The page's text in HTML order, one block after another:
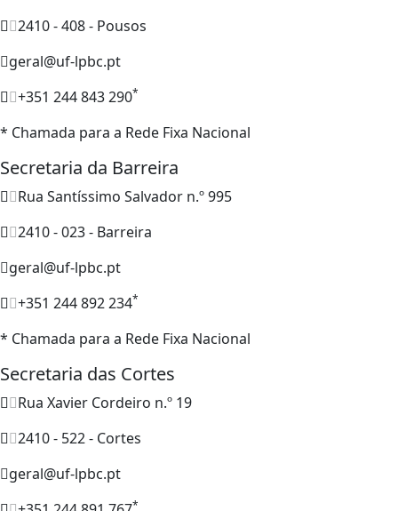
2410 - 408 - Pousos
geral@uf-lpbc.pt
+351 244 843 290*
* Chamada para a Rede Fixa Nacional
Secretaria da Barreira
Rua Santíssimo Salvador n.º 995
2410 - 023 - Barreira
geral@uf-lpbc.pt
+351 244 892 234*
* Chamada para a Rede Fixa Nacional
Secretaria das Cortes
Rua Xavier Cordeiro n.º 19
2410 - 522 - Cortes
geral@uf-lpbc.pt
*